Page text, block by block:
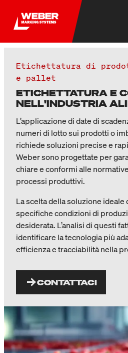
Etichettatura di
e pallet
ETICHETTATURA E
NELL'INDUSTRIA
L’applicazione di date di
numeri di lotto sui prodotti o
richiede soluzioni precise e
Weber sono progettate per
chiare e conformi alle
processi produttivi.
La scelta della soluzione ideale
specifiche condizioni di
desiderata. L’analisi di questi
identificare la tecnologia più
efficienza e tracciabilità nella
CONTATTACI